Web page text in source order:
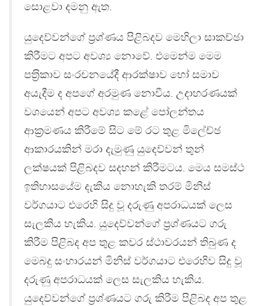
සොළවා දමනු ඇත.
යුදෙව්වන්ගේ ප‍්‍රශ්ණය පිළිබදව මෙහිලා සාකච්ඡා
කිරීමට අපට අවශ්‍ය නොවේ. එමෙන්ම මෙම
පත‍්‍රිකාව සංරචනයේදී ආරක්ෂාව හෝ සමාව
අයැදීම ද අපගේ අරමුණ නොවීය. උදාහරණයක්
වශයෙන් අපට අවශ්‍ය කළේ පෝලන්තය
ආක‍්‍රමණය කිරීමේ සිට මේ රට තුළ මිලේච්ඡ
ආකාරයකින් මරා දැමුණු යුදෙව්වන් තුන්
ලක්ෂයක් පිළිබදව සදහන් කිරීමටය. මෙය සමස්ථ
ඉතිහාසයේම දැකිය නොහැකි තරම් මිනිස්
වර්ගයාට එරෙහි සිදු වූ දරුණු අපරාධයක් ලෙස
සැලකිය හැකිය. යුදෙව්වන්ගේ ප‍්‍රශ්ණයට ගරු
කිරීම පිළිබද අප තුළ කවර ස්ථාවරයන් තිබුණ ද
මෙබදු සංහාරයන් මිනිස් වර්ගයාට එරෙහිව සිදු වූ
දරුණු අපරාධයක් ලෙස සැලකිය හැකිය.
යුදෙව්වන්ගේ ප‍්‍රශ්ණයට ගරු කිරීම පිළිබද අප තුළ